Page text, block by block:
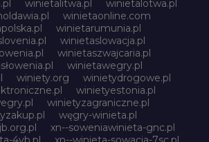
winietalitwa.pl
winietalotwa.pl
winietaonline.com
winietarumunia.pl
winietaslowacja.pl
winietaszwajcaria.pl
winietawegry.pl
winiety.org
winietydrogowe.pl
winietyestonia.pl
winietyzagraniczne.pl
węgry-winieta.pl
xn--soweniawinieta-gnc.pl